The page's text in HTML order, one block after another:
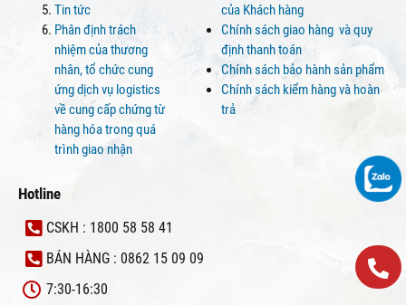
Tin tức
Phân định trách
nhiệm của thương
nhân, tổ chức cung
ứng dịch vụ logistics
về cung cấp chứng từ
hàng hóa trong quá
trình giao nhận
của Khách hàng
Chính sách giao hàng và quy
định thanh toán
Chính sách bảo hành sản phẩm
Chính sách kiểm hàng và hoàn
trả
Hotline
CSKH : 1800 58 58 41
BÁN HÀNG : 0862 15 09 09
7:30-16:30